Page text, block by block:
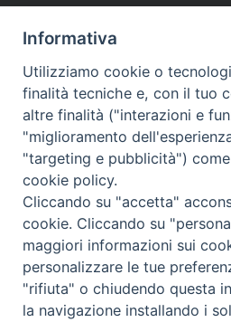
via Amedeo Rossi, 28
c.f.
Informativa
Utilizziamo cookie o
finalità tecniche e, con il tuo
altre finalità ("interazioni e
"miglioramento
"targeting e pubblicità")
cookie policy.
Cliccando su "accetta"
cookie. Cliccando su
maggiori informazioni sui
personalizzare le tue
"rifiuta" o chiudendo questa
la navigazione installando i